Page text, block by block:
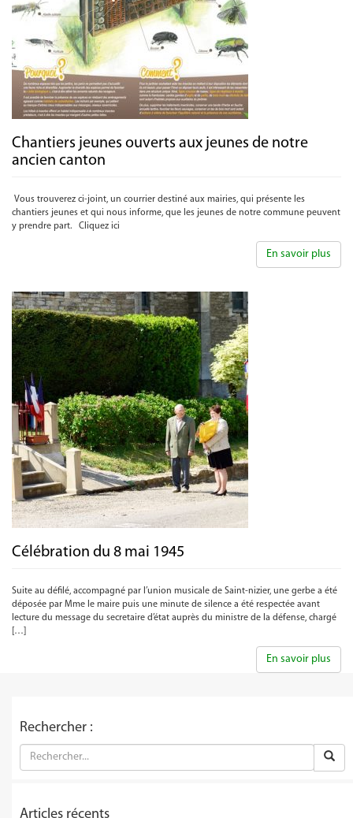
Chantiers jeunes ouverts aux jeunes de notre
ancien canton
Vous trouverez ci-joint, un courrier destiné aux mairies, qui présente les
chantiers jeunes et qui nous informe, que les jeunes de notre commune peuvent
y prendre part. Cliquez ici
En savoir plus
Célébration du 8 mai 1945
Suite au défilé, accompagné par l’union musicale de Saint-nizier, une gerbe a été
déposée par Mme le maire puis une minute de silence a été respectée avant
lecture du message du secretaire d’état auprès du ministre de la défense, chargé
[…]
En savoir plus
Rechercher :
Articles récents